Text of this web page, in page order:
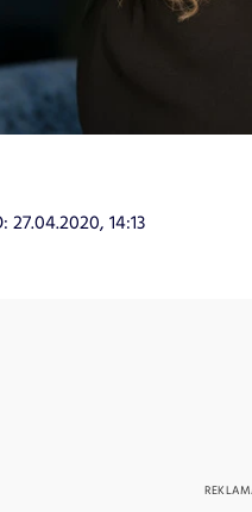
27.04.2020, 14:13